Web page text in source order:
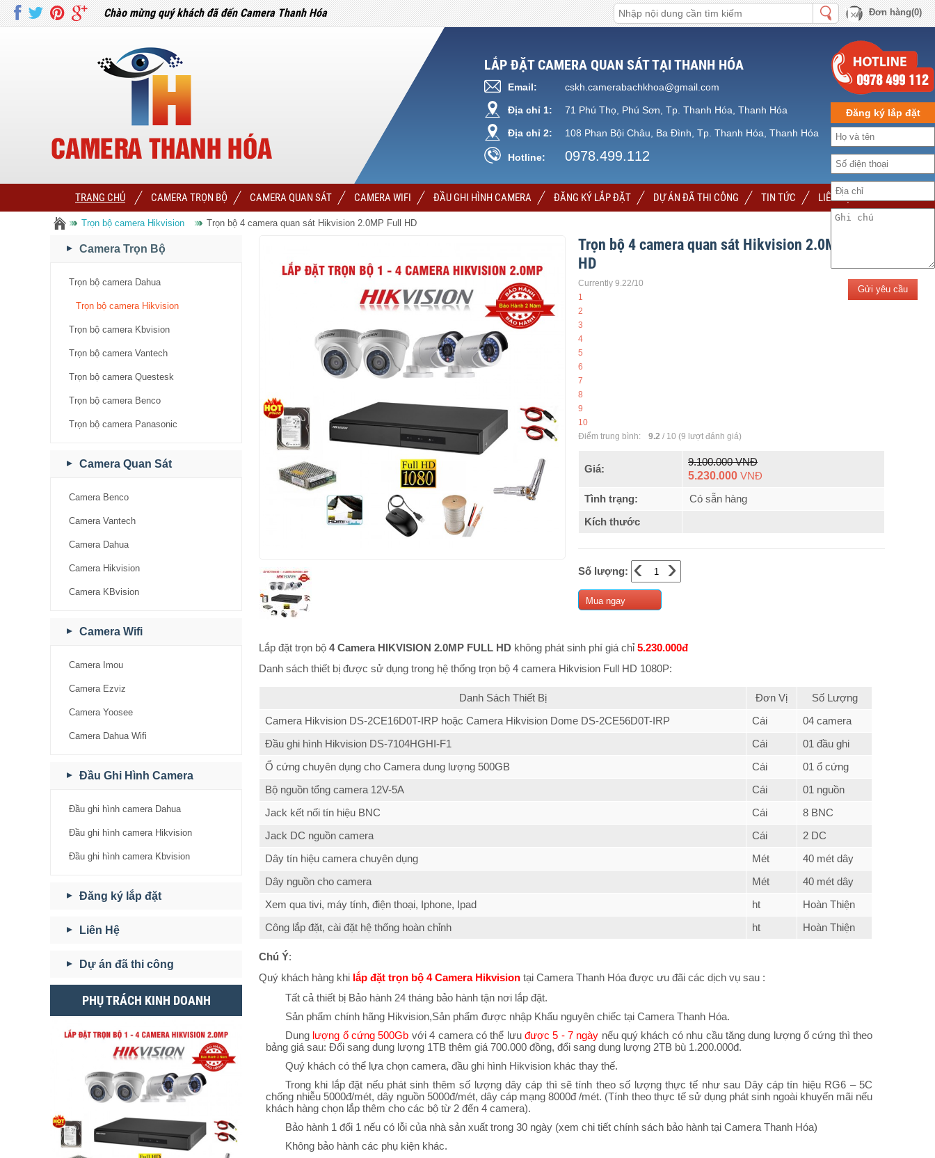
Chào mừng quý khách đã đến Camera Thanh Hóa Đơn hàng(0)
LẮP ĐẶT CAMERA QUAN SÁT TẠI THANH HÓA
Email: cskh.camerabachkhoa@gmail.com
Địa chỉ 1: 71 Phú Thọ, Phú Sơn, Tp. Thanh Hóa, Thanh Hóa
Địa chỉ 2: 108 Phan Bội Châu, Ba Đình, Tp. Thanh Hóa, Thanh Hóa
Hotline: 0978.499.112
TRANG CHỦ CAMERA TRỌN BỘ CAMERA QUAN SÁT CAMERA WIFI ĐẦU GHI HÌNH CAMERA ĐĂNG KÝ LẮP ĐẶT DỰ ÁN ĐÃ THI CÔNG TIN TỨC LIÊN HỆ
Trọn bộ camera Hikvision Trọn bộ 4 camera quan sát Hikvision 2.0MP Full HD
Camera Trọn Bộ
Trọn bộ camera Dahua
Trọn bộ camera Hikvision
Trọn bộ camera Kbvision
Trọn bộ camera Vantech
Trọn bộ camera Questesk
Trọn bộ camera Benco
Trọn bộ camera Panasonic
Camera Quan Sát
Camera Benco
Camera Vantech
Camera Dahua
Camera Hikvision
Camera KBvision
Camera Wifi
Camera Imou
Camera Ezviz
Camera Yoosee
Camera Dahua Wifi
Đầu Ghi Hình Camera
Đầu ghi hình camera Dahua
Đầu ghi hình camera Hikvision
Đầu ghi hình camera Kbvision
Đăng ký lắp đặt
Liên Hệ
Dự án đã thi công
PHỤ TRÁCH KINH DOANH
Trọn bộ 4 camera quan sát Hikvision 2.0MP Full
HD
Currently 9.22/10
1
2
3
4
5
6
7
8
9
10
Điểm trung bình:
9.2 / 10 (9 lượt đánh giá)
Giá:
9.100.000 VNĐ
5.230.000 VNĐ
Tình trạng:
Có sẵn hàng
Kích thước
Số lượng: ›
‹
Mua ngay
Lắp đặt trọn bộ 4 Camera HIKVISION 2.0MP FULL HD không phát sinh phí giá chỉ5.230.000đ
Danh sách thiết bị được sử dụng trong hệ thống trọn bộ 4 camera Hikvision Full HD 1080P:
Danh Sách Thiết Bị Đơn Vị
Số Lượng
Camera Hikvision DS-2CE16D0T-IRP hoặc Camera Hikvision Dome DS-2CE56D0T-IRP
Cái
04 camera
Đầu ghi hình Hikvision DS-7104HGHI-F1
Cái
01 đầu ghi
Ổ cứng chuyên dụng cho Camera dung lượng 500GB
Cái
01 ổ cứng
Bộ nguồn tổng camera 12V-5A
Cái
01 nguồn
Jack kết nối tín hiệu BNC
Cái
8 BNC
Jack DC nguồn camera
Cái
2 DC
Dây tín hiệu camera chuyên dụng
Mét
40 mét dây
Dây nguồn cho camera
Mét
40 mét dây
Xem qua tivi, máy tính, điện thoại, Iphone, Ipad
ht
Hoàn Thiện
Công lắp đặt, cài đặt hệ thống hoàn chỉnh
ht Hoàn Thiện
Chú Ý:
Quý khách hàng khi lắp đặt trọn bộ 4 Camera Hikvision tại Camera Thanh Hóa được ưu đãi các dịch vụ sau :
Tất cả thiết bị Bảo hành 24 tháng bảo hành tận nơi lắp đặt.
Sản phẩm chính hãng Hikvision,Sản phẩm được nhập Khẩu nguyên chiếc tại Camera Thanh Hóa.
Dung lượng ổ cứng 500Gb với 4 camera có thể lưu được 5 - 7 ngày nếu quý khách có nhu cầu tăng dung lượng ổ cứng thì theo
bảng giá sau: Đổi sang dung lượng 1TB thêm giá 700.000 đồng, đổi sang dung lượng 2TB bù 1.200.000đ.
Quý khách có thể lựa chọn camera, đầu ghi hình Hikvision khác thay thế.
Trong khi lắp đặt nếu phát sinh thêm số lượng dây cáp thì sẽ tính theo số lượng thực tế như sau Dây cáp tín hiệu RG6 – 5C
chống nhiễu 5000đ/mét, dây nguồn 5000đ/mét, dây cáp mạng 8000đ /mét. (Tính theo thực tế sử dụng phát sinh ngoài khuyến mãi nếu
khách hàng chọn lắp thêm cho các bộ từ 2 đến 4 camera).
Bảo hành 1 đổi 1 nếu có lỗi của nhà sản xuất trong 30 ngày (xem chi tiết chính sách bảo hành tại Camera Thanh Hóa)
Không bảo hành các phụ kiện khác.
Đăng ký lắp đặt
Gửi yêu cầu